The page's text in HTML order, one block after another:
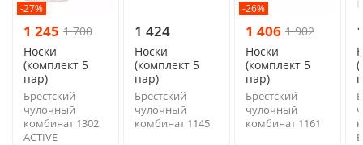
-27%
1 245 1 700
Носки
(комплект 5
пар)
Брестский
чулочный
комбинат 1302
ACTIVE
1 424
Носки
(комплект 5
пар)
Брестский
чулочный
комбинат 1145
-26%
1 406 1 902
Носки
(комплект 5
пар)
Брестский
чулочный
комбинат 1161